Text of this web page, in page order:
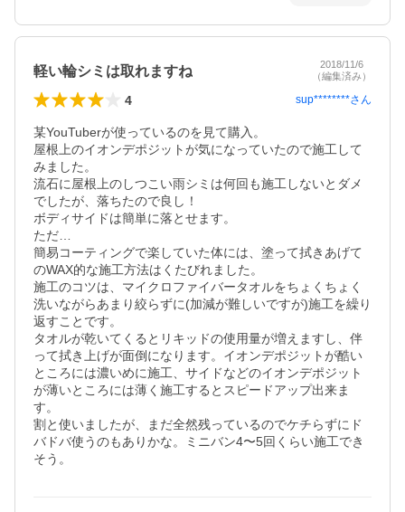
軽い輪シミは取れますね
2018/11/6
（編集済み）
4 sup********さん
某YouTuberが使っているのを見て購入。
屋根上のイオンデポジットが気になっていたので施工して
みました。
流石に屋根上のしつこい雨シミは何回も施工しないとダメ
でしたが、落ちたので良し！
ボディサイドは簡単に落とせます。
ただ…
簡易コーティングで楽していた体には、塗って拭きあげて
のWAX的な施工方法はくたびれました。
施工のコツは、マイクロファイバータオルをちょくちょく
洗いながらあまり絞らずに(加減が難しいですが)施工を繰り
返すことです。
タオルが乾いてくるとリキッドの使用量が増えますし、伴
って拭き上げが面倒になります。イオンデポジットが酷い
ところには濃いめに施工、サイドなどのイオンデポジット
が薄いところには薄く施工するとスピードアップ出来ま
す。
割と使いましたが、まだ全然残っているのでケチらずにド
バドバ使うのもありかな。ミニバン4〜5回くらい施工でき
そう。